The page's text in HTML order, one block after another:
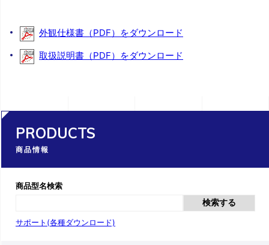
PRODUCTS
商品情報
商品型名検索
検索する
サポート(各種ダウンロード)
外観仕様書（PDF）をダウンロード
取扱説明書（PDF）をダウンロード